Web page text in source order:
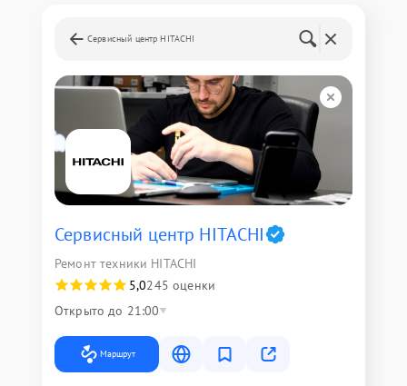
Сервисный центр HITACHI
Сервисный центр HITACHI
Ремонт техники HITACHI
5,0245 оценки
Открыто до 21:00
Маршрут